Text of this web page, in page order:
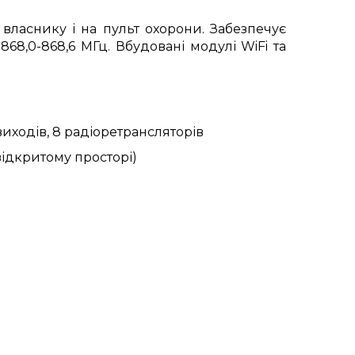
і на пульт охорони. Забезпечує
868,6 МГц. Вбудовані модулі WiFi та
8 радіоретрансляторів
просторі)